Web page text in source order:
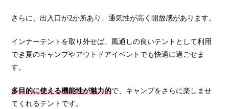
さらに、出入口が2か所あり、通気性が高く開放感があります。
インナーテントを取り外せば、風通しの良いテントとして利用
でき夏のキャンプやアウトドアイベントでも快適に過ごせま
す。
多目的に使える機能性が魅力的で、キャンプをさらに楽しませ
てくれるテントです。